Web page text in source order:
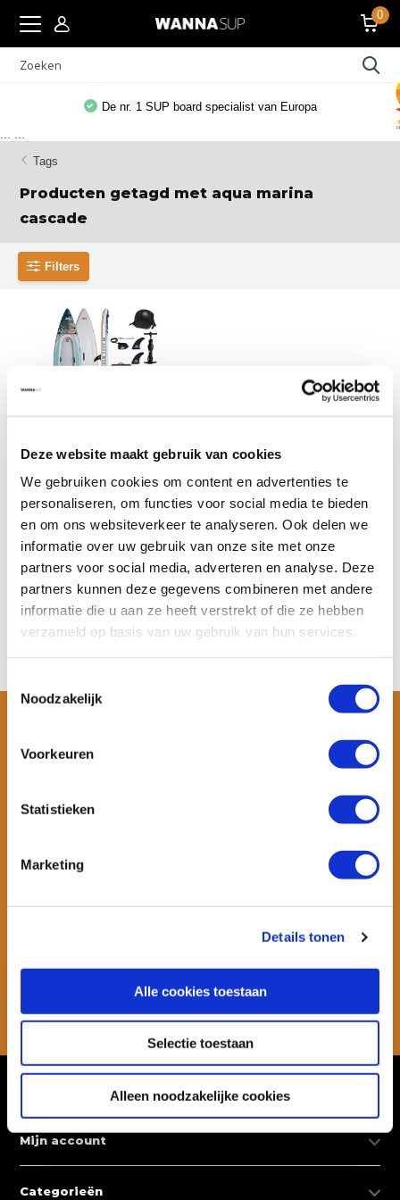
Deze website maakt gebruik van cookies
We gebruiken cookies om content en advertenties te
personaliseren, om functies voor social media te bieden
en om ons websiteverkeer te analyseren. Ook delen we
informatie over uw gebruik van onze site met onze
partners voor social media, adverteren en analyse. Deze
partners kunnen deze gegevens combineren met andere
informatie die u aan ze heeft verstrekt of die ze hebben
verzameld op basis van uw gebruik van hun services.
Noodzakelijk
Voorkeuren
Statistieken
Marketing
Details tonen
Alle cookies toestaan
Selectie toestaan
Alleen noodzakelijke cookies
0
Gratis WANNAsup app, 10.000x
Tags
Producten getagd met aqua marina
cascade
Filters
De Aqua Marina Cascade 11’2 is
een opblaasbare...
Op voorraad
Meer informatie
€ 499,-
Bekijken
* Lees hier de wettelijke beperkingen
Klantenservice
Mijn account
Categorieën
... ...